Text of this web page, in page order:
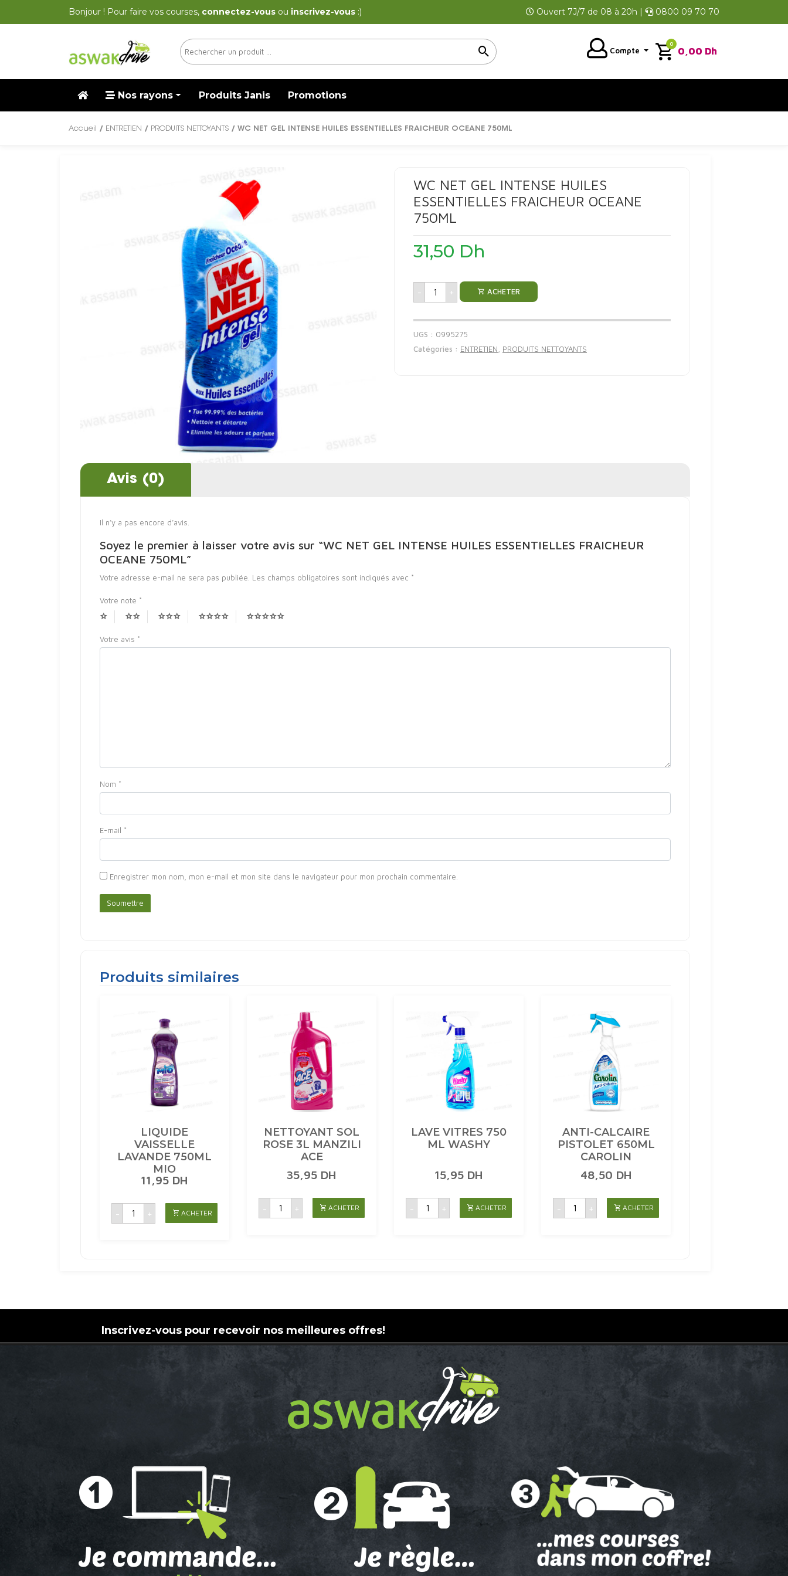
Bonjour ! Pour faire vos courses, connectez-vous ou inscrivez-vous :) Ouvert 7J/7 de 08 à 20h | 0800 09 70 70
Compte 0,00 Dh
0
Nos rayons Produits Janis Promotions
Accueil / ENTRETIEN / PRODUITS NETTOYANTS / WC NET GEL INTENSE HUILES ESSENTIELLES FRAICHEUR OCEANE 750ML
WC NET GEL INTENSE HUILES
ESSENTIELLES FRAICHEUR OCEANE
750ML
31,50 Dh
- + ACHETER
UGS : 0995275
Catégories : ENTRETIEN, PRODUITS NETTOYANTS
Avis (0)
Il n’y a pas encore d’avis.
Soyez le premier à laisser votre avis sur “WC NET GEL INTENSE HUILES ESSENTIELLES FRAICHEUR
OCEANE 750ML”
Votre adresse e-mail ne sera pas publiée. Les champs obligatoires sont indiqués avec *
Votre note *
Votre avis *
Nom *
E-mail *
Enregistrer mon nom, mon e-mail et mon site dans le navigateur pour mon prochain commentaire.
Produits similaires
LIQUIDE
VAISSELLE
LAVANDE 750ML
MIO
11,95 DH
-
quantité
LIQUIDE
+ ACHETER
NETTOYANT SOL
ROSE 3L MANZILI
ACE
35,95 DH
-
quantité
NETTOYANT
+ ACHETER
LAVE VITRES 750
ML WASHY
15,95 DH
-
quantité
LAVE
+ ACHETER
ANTI-CALCAIRE
PISTOLET 650ML
CAROLIN
48,50 DH
-
quantité
ANTI-
+ ACHETER
Inscrivez-vous pour recevoir nos meilleures offres!